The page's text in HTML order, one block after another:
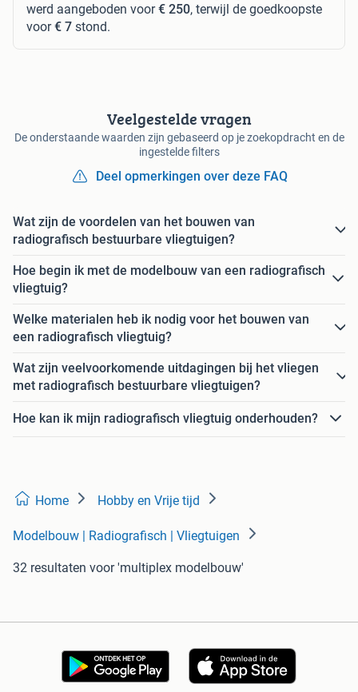
werd aangeboden voor€ 250, terwijl de goedkoopste
voor€ 7 stond.
Veelgestelde vragen
De onderstaande waarden zijn gebaseerd op je zoekopdracht en de
ingestelde filters
Deel opmerkingen over deze FAQ
Wat zijn de voordelen van het bouwen van
radiografisch bestuurbare vliegtuigen?
Hoe begin ik met de modelbouw van een radiografisch
vliegtuig?
Welke materialen heb ik nodig voor het bouwen van
een radiografisch vliegtuig?
Wat zijn veelvoorkomende uitdagingen bij het vliegen
met radiografisch bestuurbare vliegtuigen?
Hoe kan ik mijn radiografisch vliegtuig onderhouden?
Home Hobby en Vrije tijd
Modelbouw | Radiografisch | Vliegtuigen
32 resultaten voor 'multiplex modelbouw'